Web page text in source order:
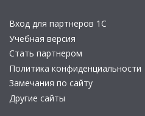
Вход для партнеров 1С
Учебная версия
Стать партнером
Политика конфиденциальности
Замечания по сайту
Другие сайты